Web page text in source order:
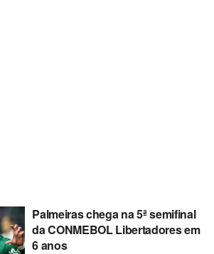
Palmeiras chega na 5ª semifinal
da CONMEBOL Libertadores em
6 anos